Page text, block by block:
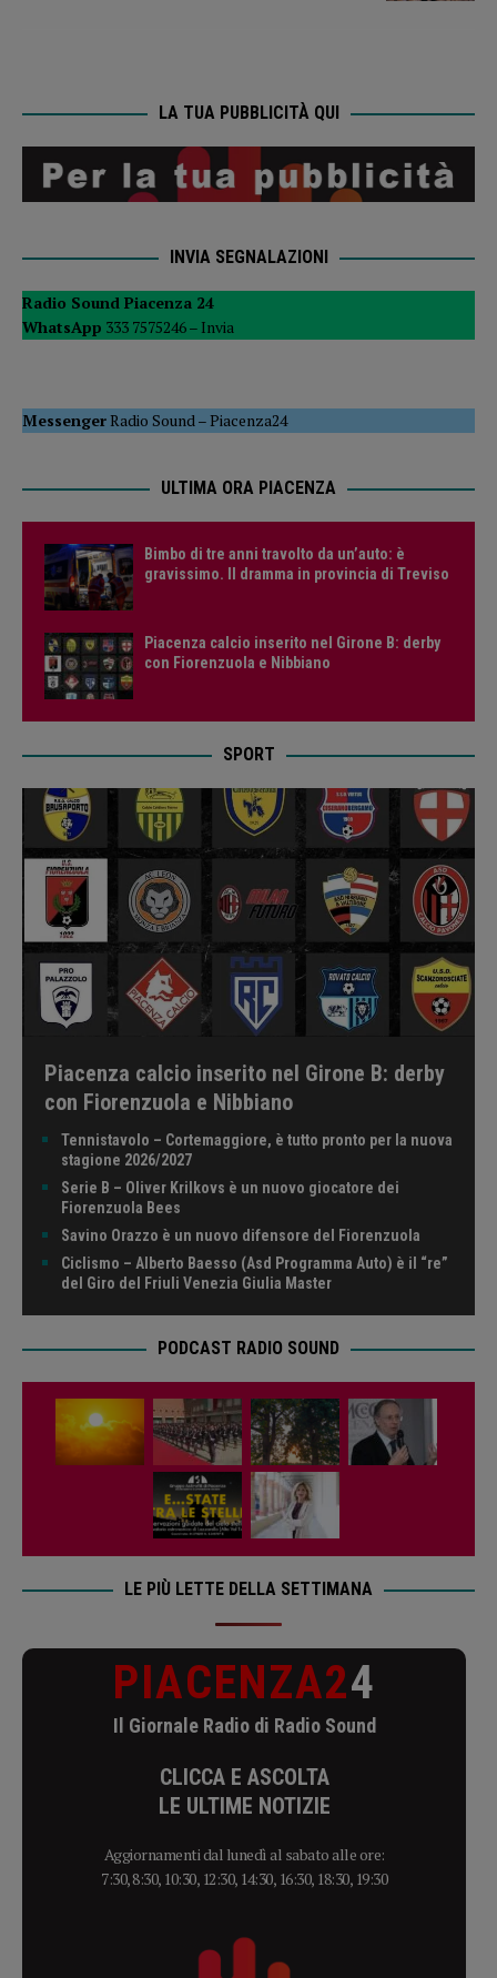
LA TUA PUBBLICITÀ QUI
INVIA SEGNALAZIONI
Radio Sound Piacenza 24
WhatsApp 333 7575246 – Invia
MessengerRadio Sound–Piacenza24
ULTIMA ORA PIACENZA
Bimbo di tre anni travolto da un’auto: è
gravissimo. Il dramma in provincia di Treviso
Piacenza calcio inserito nel Girone B: derby
con Fiorenzuola e Nibbiano
SPORT
Piacenza calcio inserito nel Girone B: derby
con Fiorenzuola e Nibbiano
Tennistavolo – Cortemaggiore, è tutto pronto per la nuova
stagione 2026/2027
Serie B – Oliver Krilkovs è un nuovo giocatore dei
Fiorenzuola Bees
Savino Orazzo è un nuovo difensore del Fiorenzuola
Ciclismo – Alberto Baesso (Asd Programma Auto) è il “re”
del Giro del Friuli Venezia Giulia Master
PODCAST RADIO SOUND
LE PIÙ LETTE DELLA SETTIMANA
PIACENZA24
Il Giornale Radio di Radio Sound
CLICCA E ASCOLTA
LE ULTIME NOTIZIE
Aggiornamenti dal lunedì al sabato alle ore:
7:30, 8:30, 10:30, 12:30, 14:30, 16:30, 18:30, 19:30